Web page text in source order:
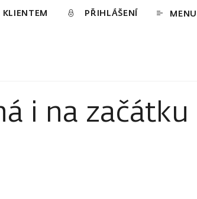
KLIENTEM PŘIHLÁŠENÍ MENU
i na začátku